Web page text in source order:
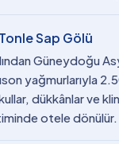
Sap Gölü
Güneydoğu
yağmurlarıyla
dükkânlar ve
otele dönülür.